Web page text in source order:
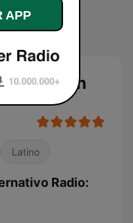
Radio en
Latino
Radio:
APP